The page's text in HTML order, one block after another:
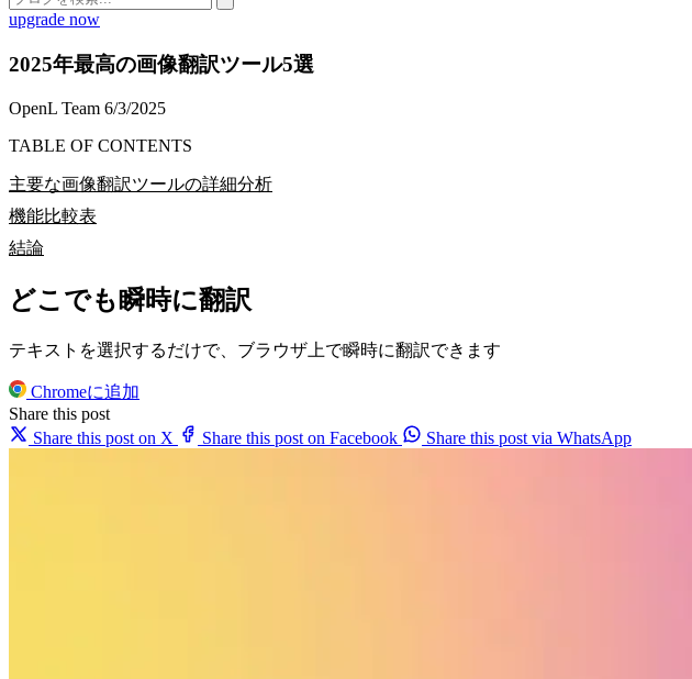
upgrade now
2025年最高の画像翻訳ツール5選
OpenL Team 6/3/2025
TABLE OF CONTENTS
主要な画像翻訳ツールの詳細分析
機能比較表
結論
どこでも瞬時に翻訳
テキストを選択するだけで、ブラウザ上で瞬時に翻訳できます
Chromeに追加
Share this post
Share this post on X
Share this post on Facebook Share this post via WhatsApp